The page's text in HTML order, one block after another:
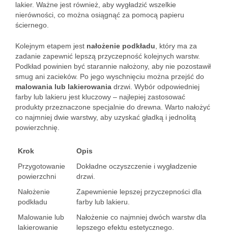
lakier. Ważne jest również, aby wygładzić wszelkie
nierówności, co można osiągnąć za pomocą papieru
ściernego.
Kolejnym etapem jest nałożenie podkładu , który ma za
zadanie zapewnić lepszą przyczepność kolejnych warstw.
Podkład powinien być starannie nałożony, aby nie pozostawił
smug ani zacieków. Po jego wyschnięciu można przejść do
malowania lub lakierowania drzwi. Wybór odpowiedniej
farby lub lakieru jest kluczowy – najlepiej zastosować
produkty przeznaczone specjalnie do drewna. Warto nałożyć
co najmniej dwie warstwy, aby uzyskać gładką i jednolitą
powierzchnię.
Krok
Opis
Przygotowanie
powierzchni
Dokładne oczyszczenie i wygładzenie
drzwi.
Nałożenie
podkładu
Zapewnienie lepszej przyczepności dla
farby lub lakieru.
Malowanie lub
lakierowanie
Nałożenie co najmniej dwóch warstw dla
lepszego efektu estetycznego.